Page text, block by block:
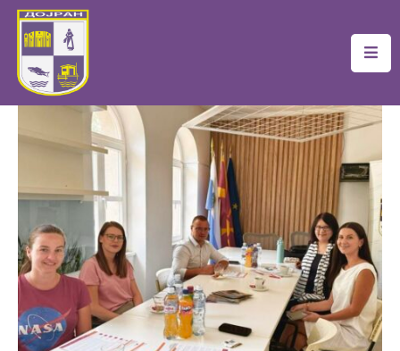
Почетна
Самоуправа
Проекти
Документи
Услуги
Финансии